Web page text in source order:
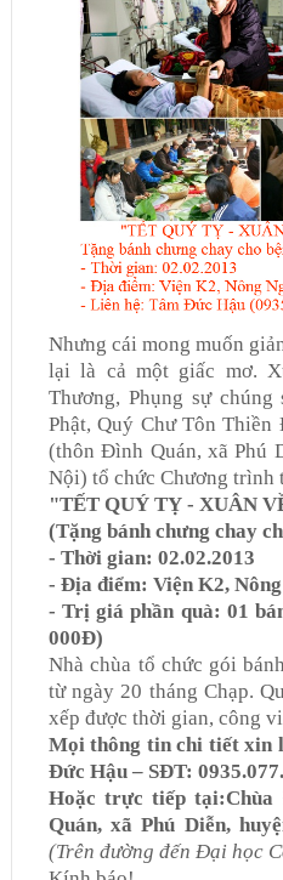
Nhưng cái mong muốn
lại là cả một giấc mơ.
Thương, Phụng sự
Phật, Quý Chư Tôn
(thôn Đình Quán, xã Phú
Nội) tổ chức Chương trình
"TẾT QUÝ TỴ - XUÂN
(Tặng bánh chưng chay
- Thời gian: 02.02.2013
- Địa điểm: Viện K2,
- Trị giá phần quà: 01
000Đ)
Nhà chùa tổ chức gói
từ ngày 20 tháng Chạp.
xếp được thời gian, công
Mọi thông tin chi tiết xin
Đức Hậu – SĐT:
Hoặc trực tiếp tại:Chùa
Quán, xã Phú Diễn,
(Trên đường đến Đại học